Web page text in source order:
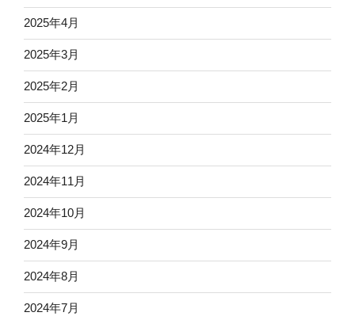
2025年4月
2025年3月
2025年2月
2025年1月
2024年12月
2024年11月
2024年10月
2024年9月
2024年8月
2024年7月